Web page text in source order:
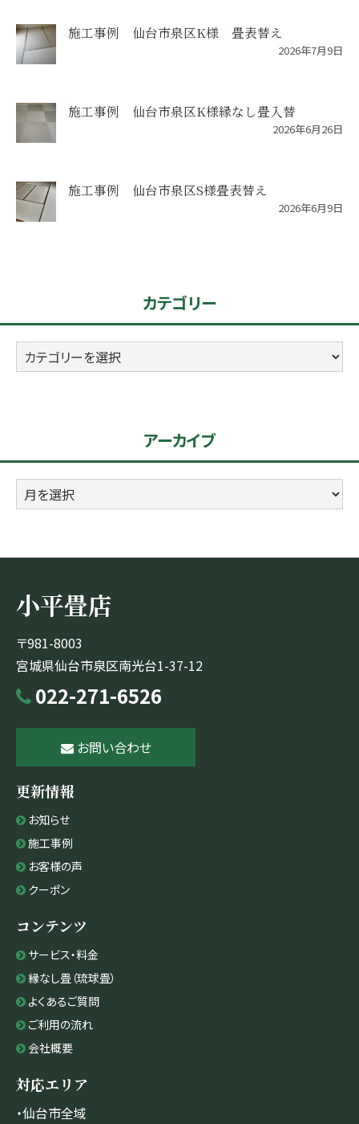
施工事例 仙台市泉区K様 畳表替え
2026年7月9日
施工事例 仙台市泉区K様縁なし畳入替
2026年6月26日
施工事例 仙台市泉区S様畳表替え
2026年6月9日
カテゴリー
カ
テ
アーカイブ
ア
ー
イ
小平畳店
〒981-8003
宮城県仙台市泉区南光台1-37-12
022-271-6526
お問い合わせ
更新情報
お知らせ
施工事例
お客様の声
クーポン
コンテンツ
サービス・料金
縁なし畳（琉球畳）
よくあるご質問
ご利用の流れ
会社概要
対応エリア
・仙台市全域